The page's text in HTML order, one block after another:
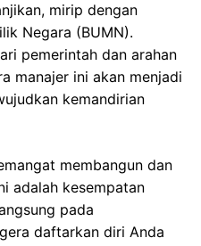
mirip dengan
Negara (BUMN).
pemerintah dan arahan
manajer ini akan menjadi
kemandirian
membangun dan
adalah kesempatan
pada
daftarkan diri Anda